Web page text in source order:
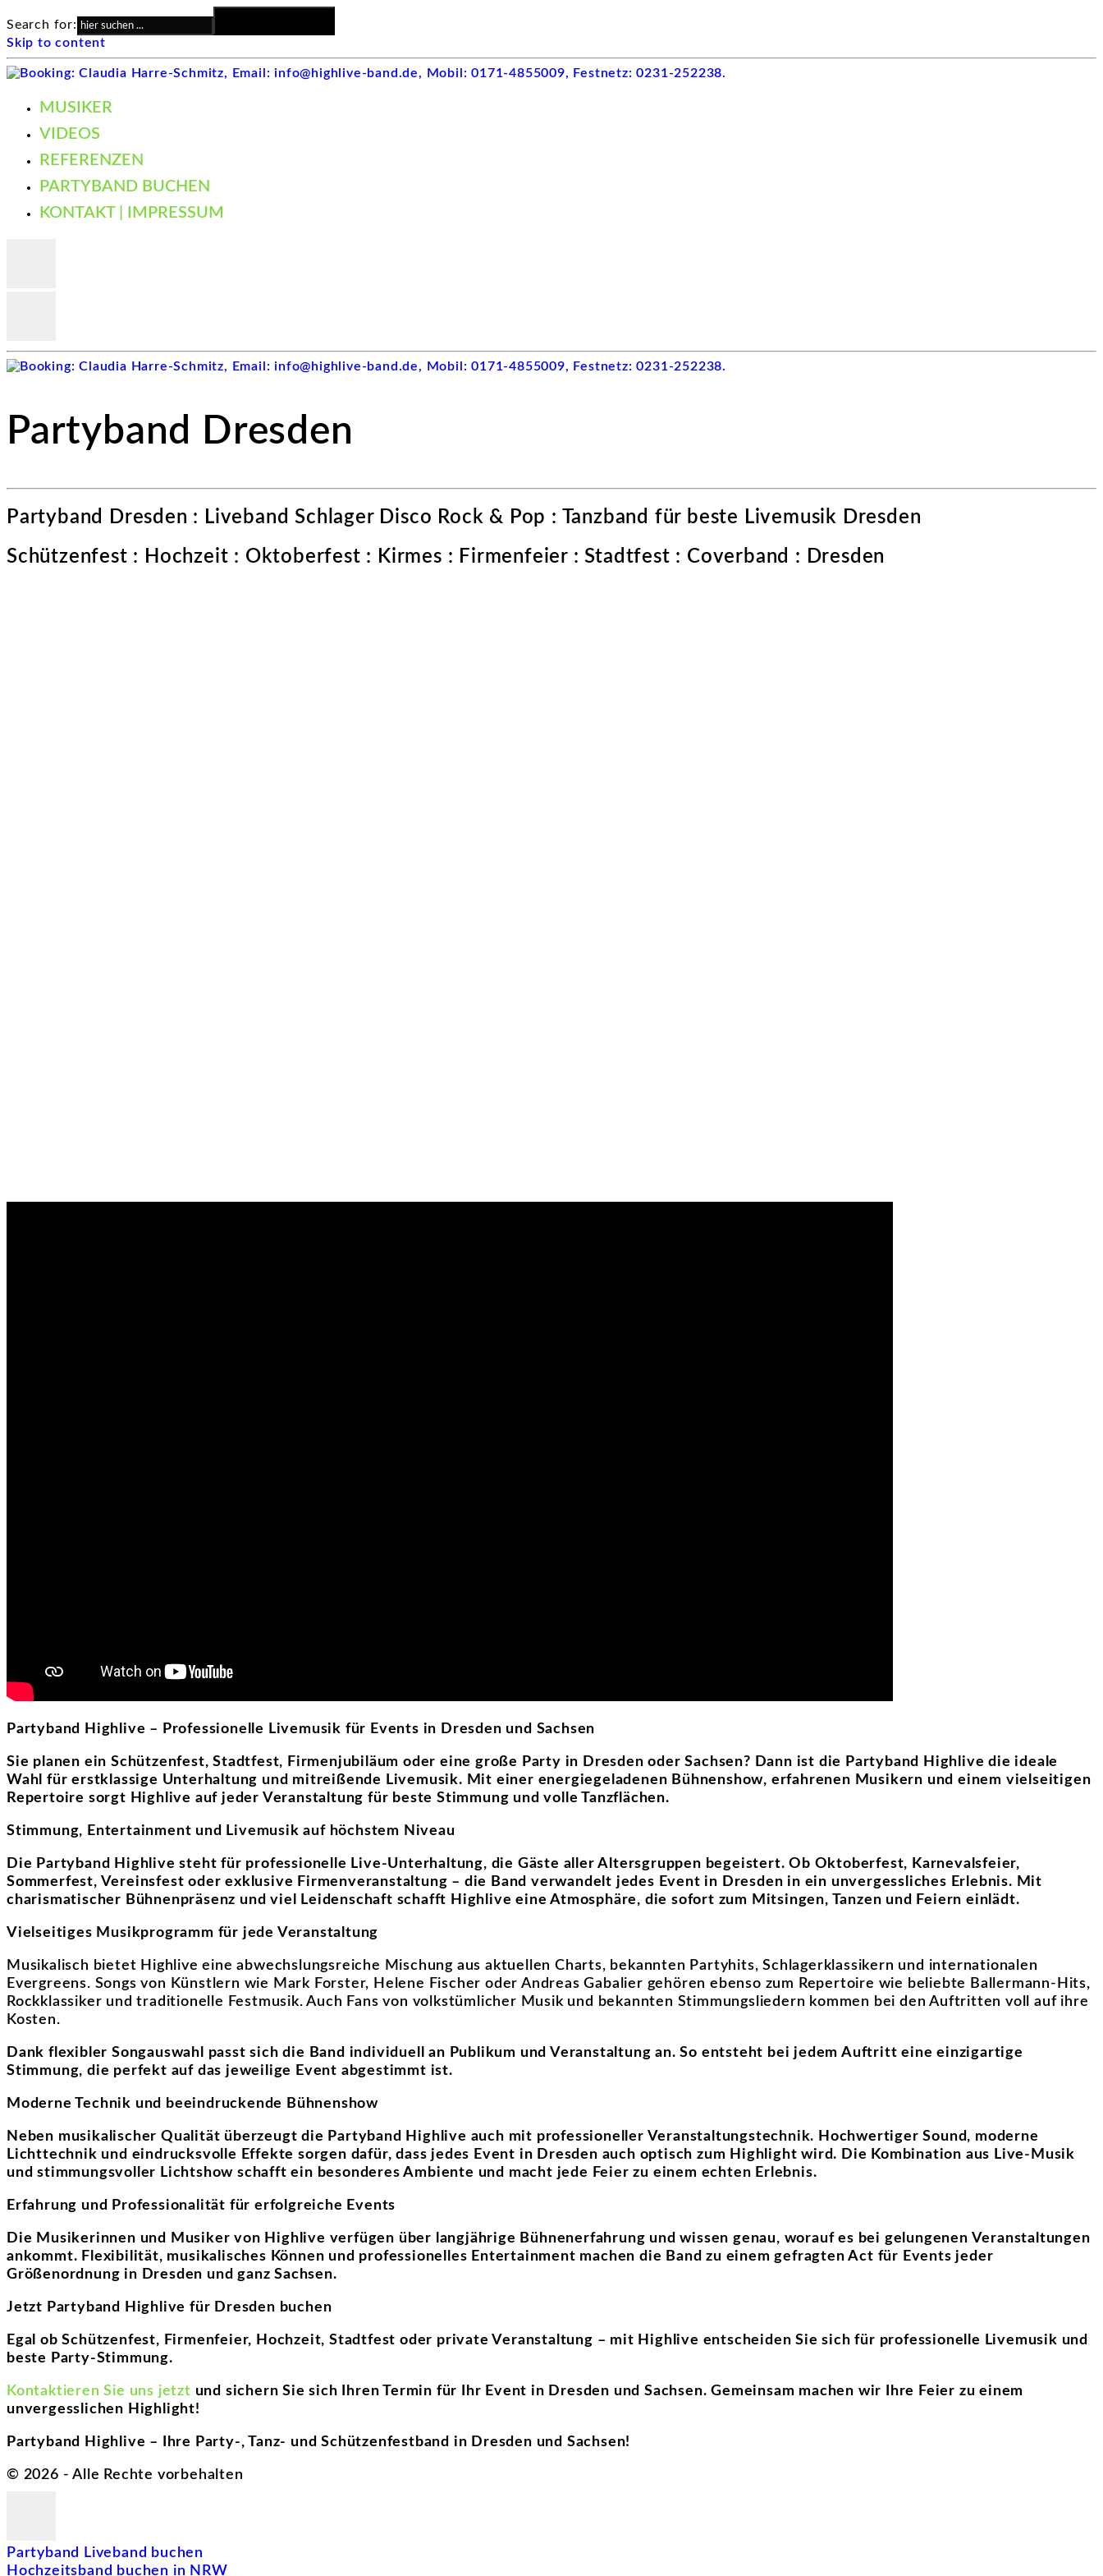
Search for:
Skip to content
MUSIKER
VIDEOS
REFERENZEN
PARTYBAND BUCHEN
KONTAKT | IMPRESSUM
Partyband Dresden
Partyband Dresden : Liveband Schlager Disco Rock & Pop : Tanzband für beste Livemusik Dresden
Schützenfest : Hochzeit : Oktoberfest : Kirmes : Firmenfeier : Stadtfest : Coverband : Dresden
Partyband Highlive – Professionelle Livemusik für Events in Dresden und Sachsen
Sie planen ein Schützenfest, Stadtfest, Firmenjubiläum oder eine große Party in Dresden oder Sachsen? Dann ist die Partyband Highlive die ideale
Wahl für erstklassige Unterhaltung und mitreißende Livemusik. Mit einer energiegeladenen Bühnenshow, erfahrenen Musikern und einem vielseitigen
Repertoire sorgt Highlive auf jeder Veranstaltung für beste Stimmung und volle Tanzflächen.
Stimmung, Entertainment und Livemusik auf höchstem Niveau
Die Partyband Highlive steht für professionelle Live-Unterhaltung, die Gäste aller Altersgruppen begeistert. Ob Oktoberfest, Karnevalsfeier,
Sommerfest, Vereinsfest oder exklusive Firmenveranstaltung – die Band verwandelt jedes Event in Dresden in ein unvergessliches Erlebnis. Mit
charismatischer Bühnenpräsenz und viel Leidenschaft schafft Highlive eine Atmosphäre, die sofort zum Mitsingen, Tanzen und Feiern einlädt.
Vielseitiges Musikprogramm für jede Veranstaltung
Musikalisch bietet Highlive eine abwechslungsreiche Mischung aus aktuellen Charts, bekannten Partyhits, Schlagerklassikern und internationalen
Evergreens. Songs von Künstlern wie Mark Forster, Helene Fischer oder Andreas Gabalier gehören ebenso zum Repertoire wie beliebte Ballermann-Hits,
Rockklassiker und traditionelle Festmusik. Auch Fans von volkstümlicher Musik und bekannten Stimmungsliedern kommen bei den Auftritten voll auf ihre
Kosten.
Dank flexibler Songauswahl passt sich die Band individuell an Publikum und Veranstaltung an. So entsteht bei jedem Auftritt eine einzigartige
Stimmung, die perfekt auf das jeweilige Event abgestimmt ist.
Moderne Technik und beeindruckende Bühnenshow
Neben musikalischer Qualität überzeugt die Partyband Highlive auch mit professioneller Veranstaltungstechnik. Hochwertiger Sound, moderne
Lichttechnik und eindrucksvolle Effekte sorgen dafür, dass jedes Event in Dresden auch optisch zum Highlight wird. Die Kombination aus Live-Musik
und stimmungsvoller Lichtshow schafft ein besonderes Ambiente und macht jede Feier zu einem echten Erlebnis.
Erfahrung und Professionalität für erfolgreiche Events
Die Musikerinnen und Musiker von Highlive verfügen über langjährige Bühnenerfahrung und wissen genau, worauf es bei gelungenen Veranstaltungen
ankommt. Flexibilität, musikalisches Können und professionelles Entertainment machen die Band zu einem gefragten Act für Events jeder
Größenordnung in Dresden und ganz Sachsen.
Jetzt Partyband Highlive für Dresden buchen
Egal ob Schützenfest, Firmenfeier, Hochzeit, Stadtfest oder private Veranstaltung – mit Highlive entscheiden Sie sich für professionelle Livemusik und
beste Party-Stimmung.
Kontaktieren Sie uns jetzt und sichern Sie sich Ihren Termin für Ihr Event in Dresden und Sachsen. Gemeinsam machen wir Ihre Feier zu einem
unvergesslichen Highlight!
Partyband Highlive – Ihre Party-, Tanz- und Schützenfestband in Dresden und Sachsen!
© 2026 - Alle Rechte vorbehalten
Partyband Liveband buchen
Hochzeitsband buchen in NRW